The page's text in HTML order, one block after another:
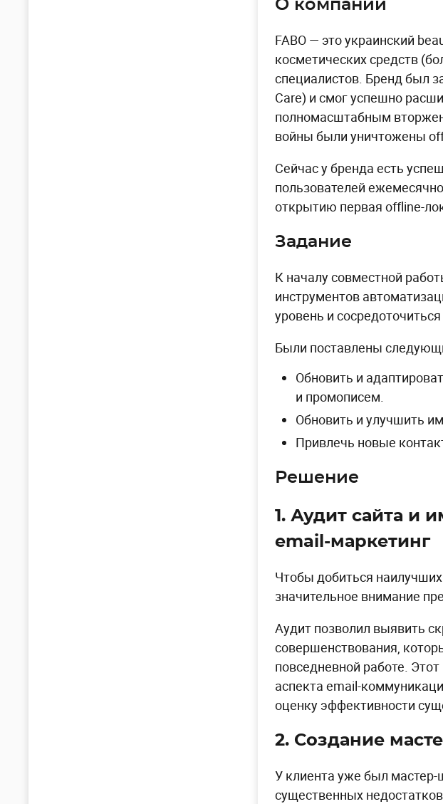
О компании
FABO — это украинский
косметических средств
специалистов. Бренд был
Care) и смог успешно
полномасштабным
войны были уничтожены
Сейчас у бренда есть
пользователей
открытию первая offline-
Задание
К началу совместной
инструментов
уровень и
Были поставлены
Обновить и
и промописем.
Обновить и улучшить
Привлечь новые
Решение
1. Аудит сайта и
email-маркетинг
Чтобы добиться
значительное внимание
Аудит позволил выявить
совершенствования,
повседневной работе.
аспекта email-
оценку эффективности
2. Создание
У клиента уже был
существенных